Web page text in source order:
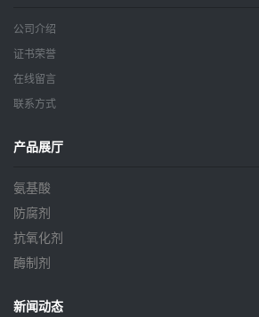
公司介绍
证书荣誉
在线留言
联系方式
产品展厅
氨基酸
防腐剂
抗氧化剂
酶制剂
新闻动态